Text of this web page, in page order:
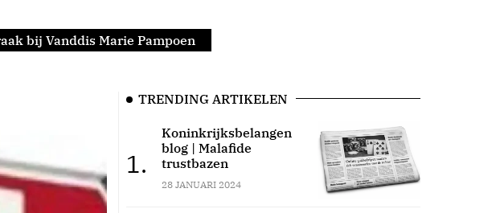
bij Vanddis Marie Pampoen
TRENDING ARTIKELEN
1.
Koninkrijksbelangen
blog | Malafide
trustbazen
28 JANUARI 2024